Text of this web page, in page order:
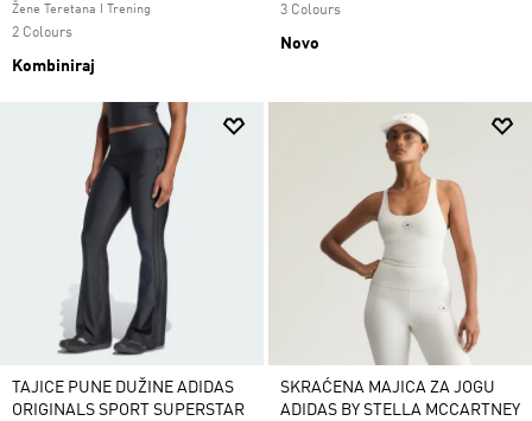
Žene Teretana I Trening
2 Colours
Kombiniraj
3 Colours
Novo
TAJICE PUNE DUŽINE ADIDAS
ORIGINALS SPORT SUPERSTAR
SKRAĆENA MAJICA ZA JOGU
ADIDAS BY STELLA MCCARTNEY